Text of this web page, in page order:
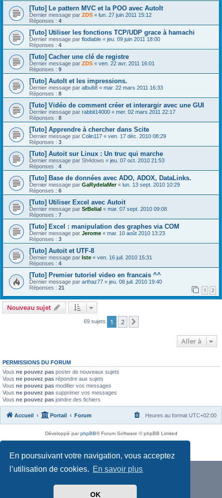
En poursuivant votre navigation, vous acceptez
l’utilisation de cookies. En savoir plus
OK
[Tuto] Le pattern MVC et la POO avec AutoIt
Dernier message par ZDS « lun. 27 juin 2011 15:12
Réponses : 4
[Tuto] Utiliser les fonctions TCP/UDP grace à hamachi
Dernier message par flodiable « jeu. 09 juin 2011 18:00
Réponses : 4
[Tuto] Cacher une clé de registre
Dernier message par ZDS « ven. 22 avr. 2011 16:01
Réponses : 9
[Tuto] AutoIt et les impressions.
Dernier message par albu68 « mar. 22 mars 2011 16:33
Réponses : 8
[Tuto] Vidéo de comment créer et interargir avec une GUI
Dernier message par rabbit14000 « mer. 02 mars 2011 22:17
Réponses : 8
[Tuto] Apprendre à chercher dans Scite
Dernier message par Colin117 « ven. 17 déc. 2010 08:29
Réponses : 3
[Tuto] Autoit sur Linux : Un truc qui marche
Dernier message par Sh4dows « jeu. 07 oct. 2010 21:53
Réponses : 4
[Tuto] Base de données avec ADO, ADOX, DataLinks.
Dernier message par GaRydelaMer« lun. 13 sept. 2010 10:29
Réponses : 6
[Tuto] Utiliser Excel avec Autoit
Dernier message par SrBelial « mar. 07 sept. 2010 09:08
Réponses : 7
[Tuto] Excel : manipulation des graphes via COM
Dernier message par Jerome « mar. 10 août 2010 13:23
Réponses : 3
[Tuto] Autoit et UTF-8
Dernier message par Iste « ven. 16 juil. 2010 15:31
Réponses : 4
[Tuto] Premier tutoriel video en francais ^^
Dernier message par arthaz77 « jeu. 08 juil. 2010 19:40
Réponses : 21 1 2
Nouveau sujet
69 sujets 1 2
Aller à
PERMISSIONS DU FORUM
Vous ne pouvez pas poster de nouveaux sujets
Vous ne pouvez pas répondre aux sujets
Vous ne pouvez pas modifier vos messages
Vous ne pouvez pas supprimer vos messages
Vous ne pouvez pas joindre des fichiers
Accueil Portail Forum Heures au format UTC+02:00
Développé parphpBB® Forum Software © phpBB Limited
Traduit parphpBB-fr.com